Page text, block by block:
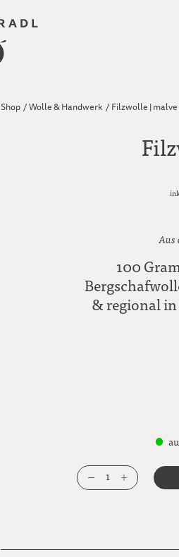
Shop /Wolle & Handwerk / Filzwolle | malve
Aus
100
& regional in
1